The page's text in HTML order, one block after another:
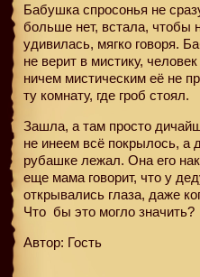
Бабушка спросонья не
больше нет, встала, чтобы
удивилась, мягко говоря.
не верит в мистику,
ничем мистическим её не
ту комнату, где гроб стоял.
Зашла, а там просто
не инеем всё покрылось, а
рубашке лежал. Она его
еще мама говорит, что у
открывались глаза, даже
Что бы это могло значить?
Автор: Гость